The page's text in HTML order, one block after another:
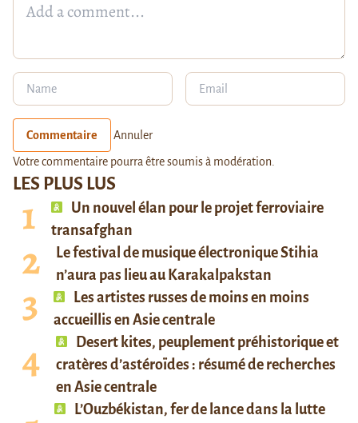
LES PLUS LUS
Un nouvel élan pour le projet ferroviaire
transafghan
Le festival de musique électronique Stihia
n’aura pas lieu au Karakalpakstan
Les artistes russes de moins en moins
accueillis en Asie centrale
Desert kites, peuplement préhistorique et
cratères d’astéroïdes : résumé de recherches
en Asie centrale
L’Ouzbékistan, fer de lance dans la lutte
Commentaire Annuler
Votre commentaire pourra être soumis à modération.